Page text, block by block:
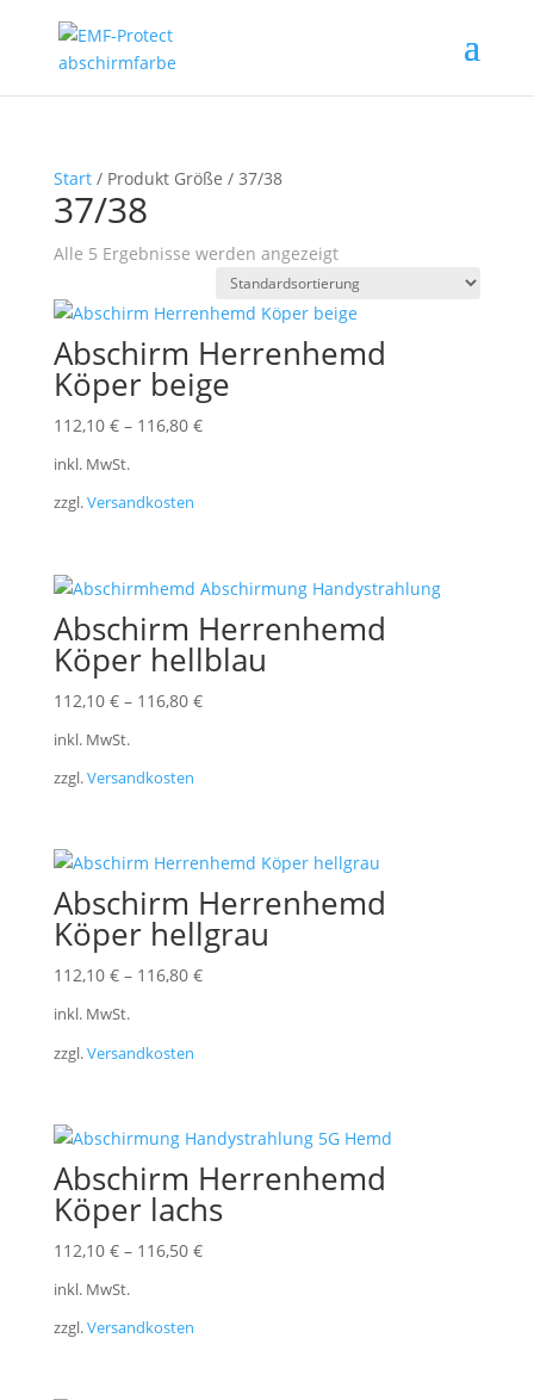
Start/ Produkt Größe / 37/38
37/38
Alle 5 Ergebnisse werden angezeigt
Abschirm Herrenhemd
Köper beige
112,10 €– 116,80 €
inkl. MwSt.
zzgl.Versandkosten
Abschirm Herrenhemd
Köper hellblau
112,10 €– 116,80 €
inkl. MwSt.
zzgl.Versandkosten
Abschirm Herrenhemd
Köper hellgrau
112,10 €– 116,80 €
inkl. MwSt.
zzgl.Versandkosten
Abschirm Herrenhemd
Köper lachs
112,10 €– 116,50 €
inkl. MwSt.
zzgl.Versandkosten